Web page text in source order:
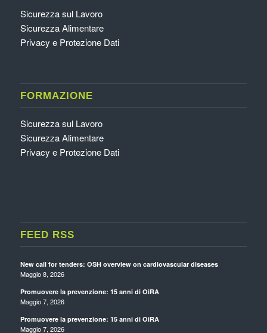
Sicurezza sul Lavoro
Sicurezza Alimentare
Privacy e Protezione Dati
FORMAZIONE
Sicurezza sul Lavoro
Sicurezza Alimentare
Privacy e Protezione Dati
FEED RSS
New call for tenders: OSH overview on cardiovascular diseases
Maggio 8, 2026
Promuovere la prevenzione: 15 anni di OiRA
Maggio 7, 2026
Promuovere la prevenzione: 15 anni di OiRA
Maggio 7, 2026